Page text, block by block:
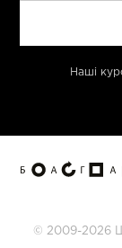
Наші
© 2009-2026